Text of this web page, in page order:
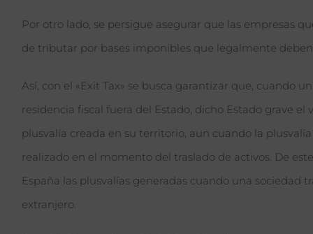
Por otro lado, se persigue asegurar que las empresas
de tributar por bases imponibles que legalmente
Así, con el «Exit Tax» se busca garantizar que, cuando
residencia fiscal fuera del Estado, dicho Estado grave
plusvalía creada en su territorio, aun cuando la
realizado en el momento del traslado de activos. De
España las plusvalías generadas cuando una sociedad
extranjero.